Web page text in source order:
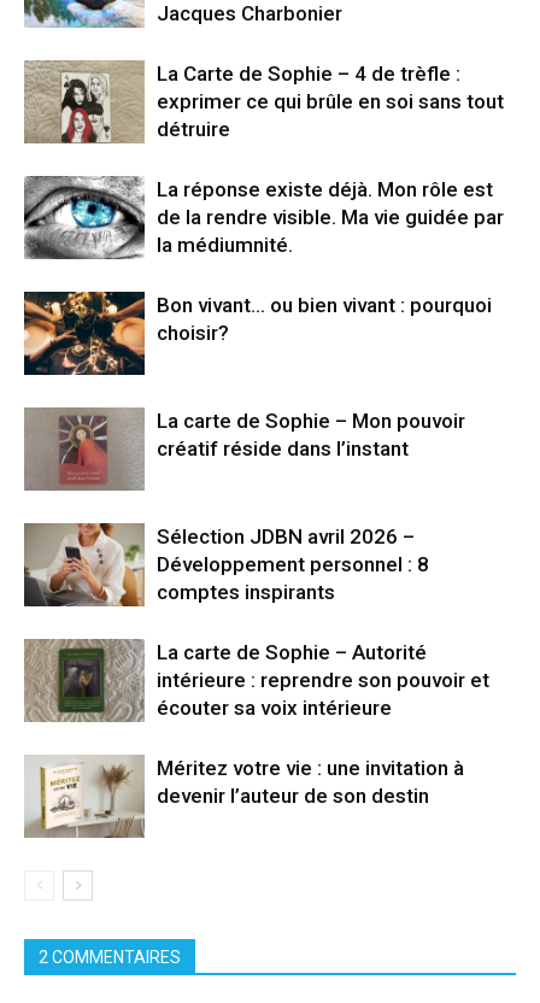
Jacques Charbonier
La Carte de Sophie – 4 de trèfle :
exprimer ce qui brûle en soi sans tout
détruire
La réponse existe déjà. Mon rôle est
de la rendre visible. Ma vie guidée par
la médiumnité.
Bon vivant… ou bien vivant : pourquoi
choisir?
La carte de Sophie – Mon pouvoir
créatif réside dans l’instant
Sélection JDBN avril 2026 –
Développement personnel : 8
comptes inspirants
La carte de Sophie – Autorité
intérieure : reprendre son pouvoir et
écouter sa voix intérieure
Méritez votre vie : une invitation à
devenir l’auteur de son destin
2 COMMENTAIRES